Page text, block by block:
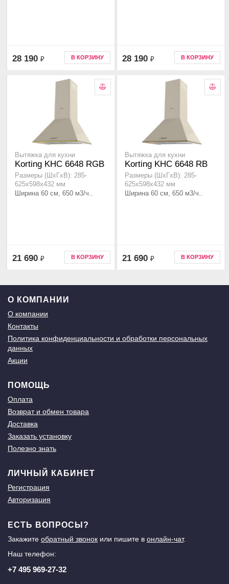
28 190 ₽ В КОРЗИНУ 28 190 ₽ В КОРЗИНУ
Вытяжка для кухни
Korting KHC 6648 RGB
Размеры (ШхГхВ): 285-
625х598х432 мм
Ширина 60 см, 650 м3/ч..
21 690 ₽ В КОРЗИНУ
Вытяжка для кухни
Korting KHC 6648 RB
Размеры (ШхГхВ): 285-
625х598х432 мм
Ширина 60 см, 650 м3/ч..
21 690 ₽ В КОРЗИНУ
О КОМПАНИИ
О компании
Контакты
Политика конфиденциальности и обработки персональных
данных
Акции
ПОМОЩЬ
Оплата
Возврат и обмен товара
Доставка
Заказать установку
Полезно знать
ЛИЧНЫЙ КАБИНЕТ
Регистрация
Авторизация
ЕСТЬ ВОПРОСЫ?
Закажите обратный звонок или пишите в онлайн-чат.
Наш телефон:
+7 495 969-27-32